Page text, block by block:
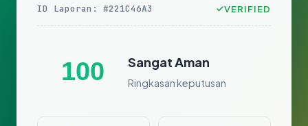
ID Laporan: #221C46A3 VERIFIED
100 Sangat Aman
Ringkasan keputusan